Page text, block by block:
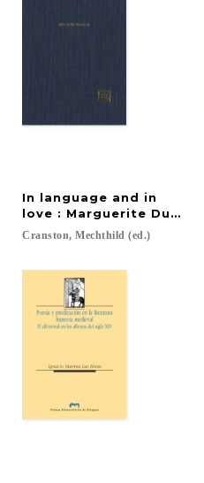
In language and in
love : Marguerite Duras:
Cranston, Mechthild (ed.)